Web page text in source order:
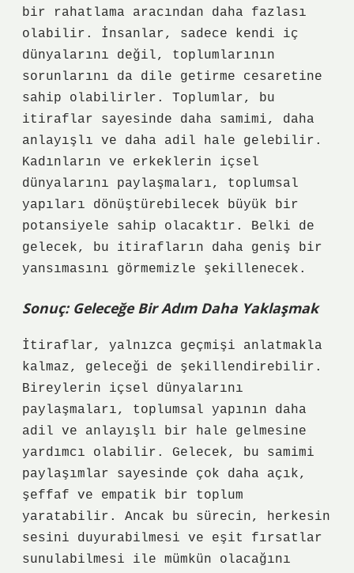
bir rahatlama aracından daha fazlası
olabilir. İnsanlar, sadece kendi iç
dünyalarını değil, toplumlarının
sorunlarını da dile getirme cesaretine
sahip olabilirler. Toplumlar, bu
itiraflar sayesinde daha samimi, daha
anlayışlı ve daha adil hale gelebilir.
Kadınların ve erkeklerin içsel
dünyalarını paylaşmaları, toplumsal
yapıları dönüştürebilecek büyük bir
potansiyele sahip olacaktır. Belki de
gelecek, bu itirafların daha geniş bir
yansımasını görmemizle şekillenecek.
Sonuç: Geleceğe Bir Adım Daha Yaklaşmak
İtiraflar, yalnızca geçmişi anlatmakla
kalmaz, geleceği de şekillendirebilir.
Bireylerin içsel dünyalarını
paylaşmaları, toplumsal yapının daha
adil ve anlayışlı bir hale gelmesine
yardımcı olabilir. Gelecek, bu samimi
paylaşımlar sayesinde çok daha açık,
şeffaf ve empatik bir toplum
yaratabilir. Ancak bu sürecin, herkesin
sesini duyurabilmesi ve eşit fırsatlar
sunulabilmesi ile mümkün olacağını